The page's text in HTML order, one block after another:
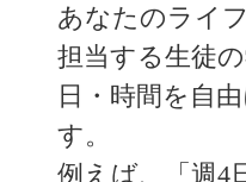
あなたのライ
担当する生徒
日・時間を自
す。
例えば、「週4